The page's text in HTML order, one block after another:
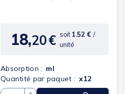
Prix
18,20€ soit 1.52 € /
unité
Absorption : ml
Quantité par paquet : x12